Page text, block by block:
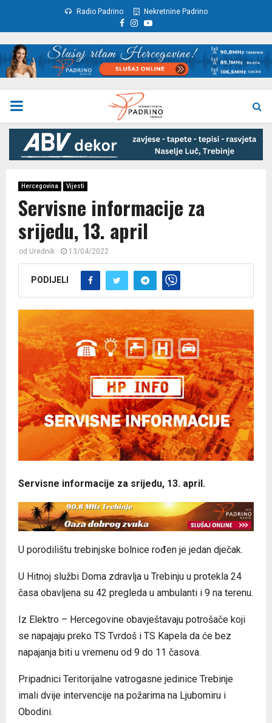
Radio Padrino Nekretnine Padrino
Facebook
Instagram
Youtube
PRIMARY
MENU
Hercegovina Vijesti
Servisne informacije za
srijedu, 13. april
od Urednik 13/04/2022
PODIJELI
Servisne informacije za srijedu, 13. april.
U porodilištu trebinjske bolnice rođen je jedan dječak.
U Hitnoj službi Doma zdravlja u Trebinju u protekla 24
časa obavljena su 42 pregleda u ambulanti i 9 na terenu.
Iz Elektro – Hercegovine obavještavaju potrošače koji
se napajaju preko TS Tvrdoš i TS Kapela da će bez
napajanja biti u vremenu od 9 do 11 časova.
Pripadnici Teritorijalne vatrogasne jedinice Trebinje
imali dvije intervencije na požarima na Ljubomiru i
Obodini.